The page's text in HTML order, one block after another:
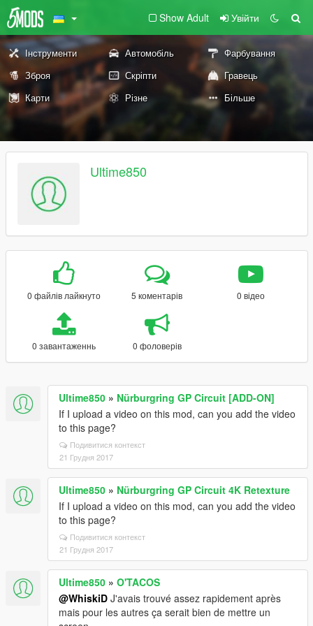
Show Adult Увійти
Інструменти Автомобіль
Фарбування
Зброя
Скріпти
Гравець
Карти
Різне Більше
Ultime850
0 файлів лайкнуто 5 коментарів 0 відео
0 завантаженнь 0 фоловерів
Ultime850 » Nürburgring GP Circuit [ADD-ON]
If I upload a video on this mod, can you add the video
to this page?
Подивитися контекст
21 Грудня 2017
Ultime850 » Nürburgring GP Circuit 4K Retexture
If I upload a video on this mod, can you add the video
to this page?
Подивитися контекст
21 Грудня 2017
Ultime850 » O'TACOS
@WhiskiD J'avais trouvé assez rapidement après
mais pour les autres ça serait bien de mettre un